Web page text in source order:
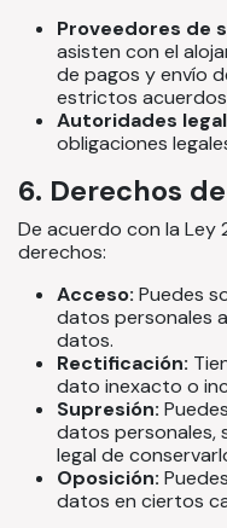
Proveedores de
asisten con el
de pagos y envío
estrictos
Autoridades
obligaciones
6. Derechos
De acuerdo con la Ley
derechos:
Acceso: Puedes
datos personales
datos.
Rectificación:
dato inexacto o
Supresión:
datos personales,
legal de
Oposición:
datos en ciertos